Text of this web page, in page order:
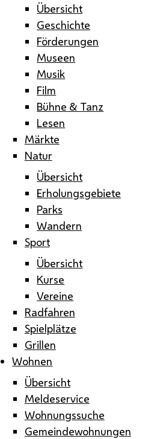
Übersicht
Geschichte
Förderungen
Museen
Musik
Film
Bühne & Tanz
Lesen
Märkte
Natur
Übersicht
Erholungsgebiete
Parks
Wandern
Sport
Übersicht
Kurse
Vereine
Radfahren
Spielplätze
Grillen
Wohnen
Übersicht
Meldeservice
Wohnungssuche
Gemeindewohnungen